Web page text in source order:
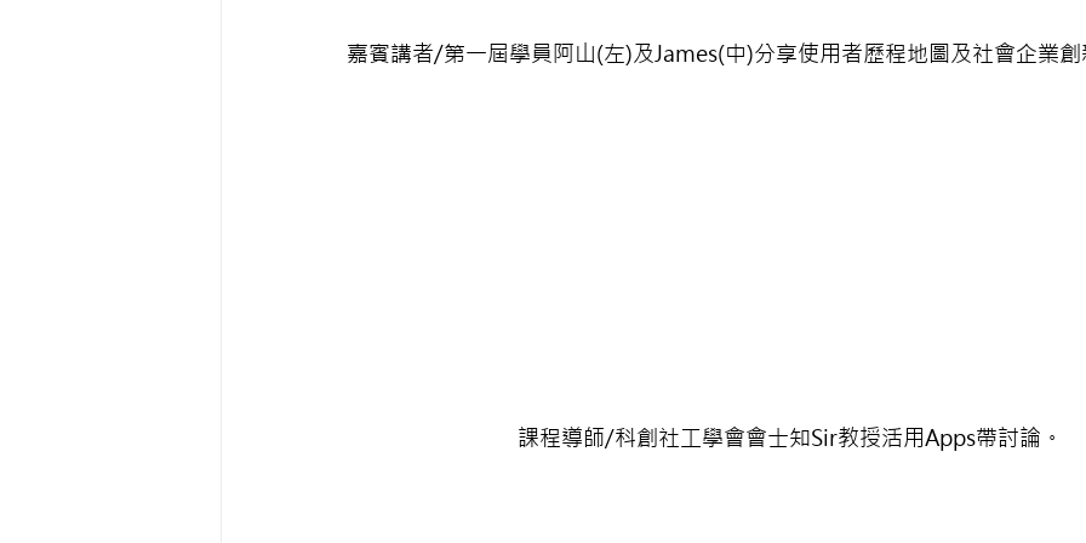
嘉賓講者/第一屆學員阿山(左)及James(中)分享使用者歷程地圖及社會企業創
課程導師/科創社工學會會士知Sir教授活用Apps帶討論。